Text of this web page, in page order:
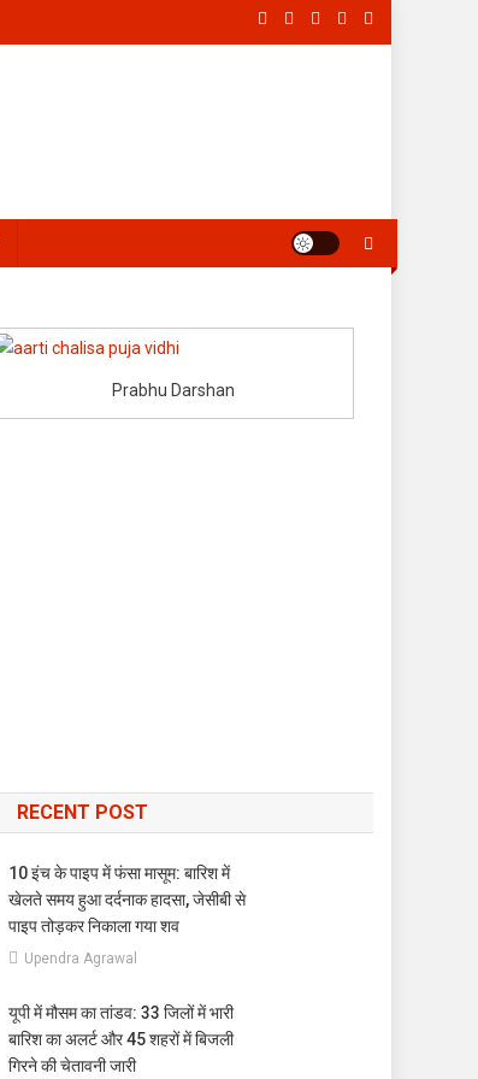
Prabhu Darshan
RECENT POST
10 इंच के पाइप में फंसा मासूम: बारिश में
खेलते समय हुआ दर्दनाक हादसा, जेसीबी से
पाइप तोड़कर निकाला गया शव
Upendra Agrawal
यूपी में मौसम का तांडव: 33 जिलों में भारी
बारिश का अलर्ट और 45 शहरों में बिजली
गिरने की चेतावनी जारी